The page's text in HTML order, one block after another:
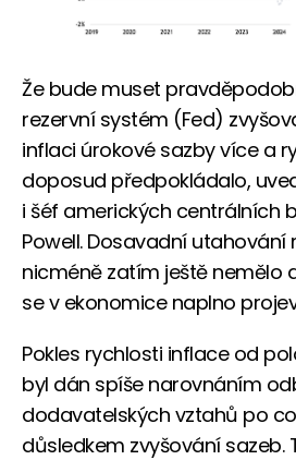
Že bude muset
rezervní systém (Fed)
inflaci úrokové sazby více a
doposud předpokládalo,
i šéf amerických centrálních
Powell. Dosavadní utahování
nicméně zatím ještě nemělo
se v ekonomice naplno
Pokles rychlosti inflace od
byl dán spíše narovnáním
dodavatelských vztahů po
důsledkem zvyšování sazeb.